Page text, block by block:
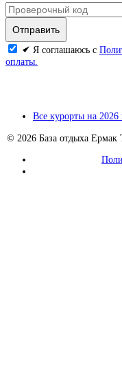
Я соглашаюсь с
оплаты.
Все курорты на 2026
© 2026 База отдыха